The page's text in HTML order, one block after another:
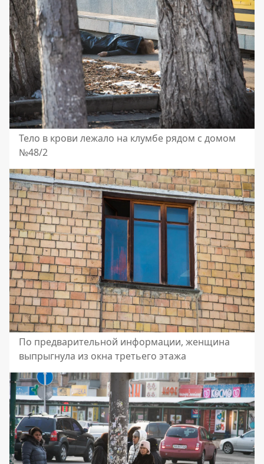
Тело в крови лежало на клумбе рядом с домом
№48/2
По предварительной информации, женщина
выпрыгнула из окна третьего этажа